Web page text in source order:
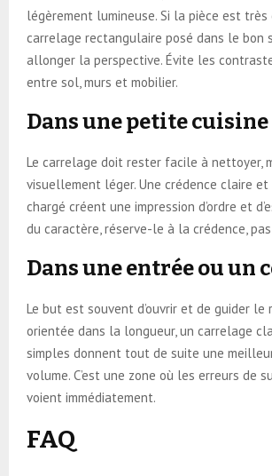
légèrement lumineuse. Si la pièce est très
carrelage rectangulaire posé dans le bon
allonger la perspective. Évite les
entre sol, murs et mobilier.
Dans une petite cuisine
Le carrelage doit rester facile à nettoyer,
visuellement léger. Une crédence claire
chargé créent une impression d’ordre et
du caractère, réserve-le à la crédence,
Dans une entrée ou un
Le but est souvent d’ouvrir et de guider le
orientée dans la longueur, un carrelage
simples donnent tout de suite une
volume. C’est une zone où les erreurs de
voient immédiatement.
FAQ